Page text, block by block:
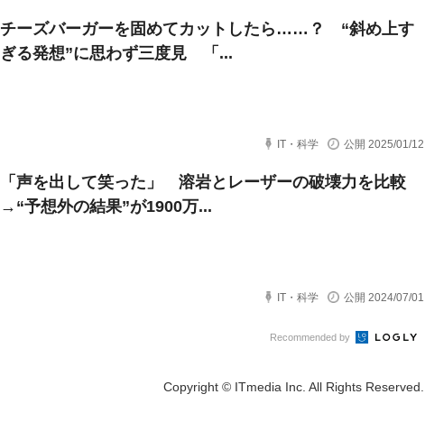
チーズバーガーを固めてカットしたら……？ “斜め上す
ぎる発想”に思わず三度見 「...
IT・科学 公開 2025/01/12
「声を出して笑った」 溶岩とレーザーの破壊力を比較
→“予想外の結果”が1900万...
IT・科学 公開 2024/07/01
Recommended by
Copyright © ITmedia Inc. All Rights Reserved.